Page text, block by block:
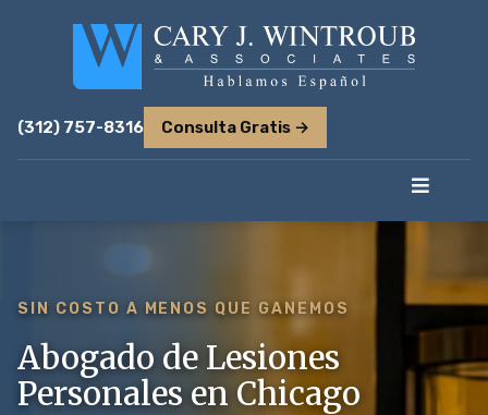
(312) 757-8316 Consulta Gratis →
SIN COSTO A MENOS QUE GANEMOS
Abogado de Lesiones
Personales en Chicago